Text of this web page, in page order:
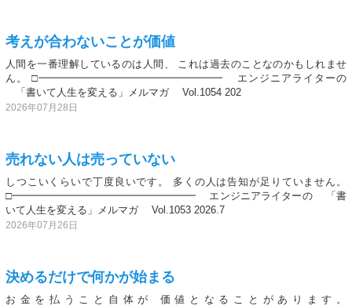
考えが合わないことが価値
人間を一番理解しているのは人間、 これは過去のことなのかもしれませ
ん。 □━━━━━━━━━━━━━━━━━━ エンジニアライターの
「書いて人生を変える」メルマガ Vol.1054 202
2026年07月28日
売れない人は売っていない
しつこいくらいで丁度良いです。 多くの人は告知が足りていません。
□━━━━━━━━━━━━━━━━━━ エンジニアライターの 「書
いて人生を変える」メルマガ Vol.1053 2026.7
2026年07月26日
決めるだけで何かが始まる
お金を払うこと自体が 価値となることがあります。